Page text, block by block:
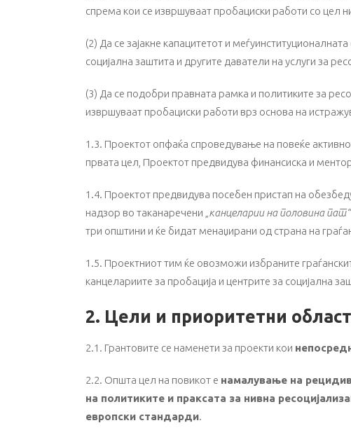
спрема кои се извршуваат пробациски работи со цел
(2) Да се зајакне капацитетот и
социјална заштита и другите даватели на услуги за
(3) Да се подобри правната рамка и политиките за
извршуваат пробациски работи врз основа на
1.3. Проектот опфаќа спроведување на повеќе
првата цел, Проектот предвидува финансиска и
1.4. Проектот предвидува посебен пристап на
надзор во таканаречени „ канцеларии на половина
три општини и ќе бидат менаџирани од страна на
1.5. Проектниот тим ќе овозможи избраните
канцелариите за пробација и центрите за социјална
2. Цели и приоритетни
2.1. Грантовите се наменети за проекти кои
2.2. Општа цел на повикот е намалување на
на политиките и праксата за нивна
европски стандарди.